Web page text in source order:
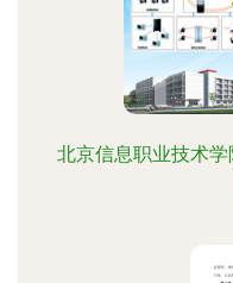
北京信息职业技术